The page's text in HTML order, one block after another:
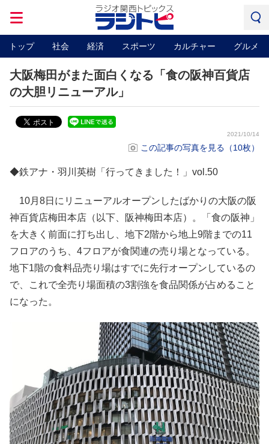
トップ 社会 経済 スポーツ カルチャー グルメ
大阪梅田がまた面白くなる「食の阪神百貨店
の大胆リニューアル」
2021/10/14
この記事の写真を見る（10枚）
◆鉄アナ・羽川英樹「行ってきました！」vol.50
10月8日にリニューアルオープンしたばかりの大阪の阪
神百貨店梅田本店（以下、阪神梅田本店）。「食の阪神」
を大きく前面に打ち出し、地下2階から地上9階までの11
フロアのうち、4フロアが食関連の売り場となっている。
地下1階の食料品売り場はすでに先行オープンしているの
で、これで全売り場面積の3割強を食品関係が占めること
になった。